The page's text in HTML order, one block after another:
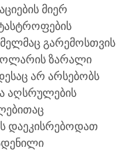
მიერ
გარემოსთვის
ზარალი
არ არსებობს
აღსრულების
დაეკისრებოდათ